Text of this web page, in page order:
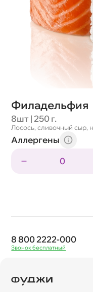
Филадельфия
8шт | 250 г.
Лосось, сливочный сыр,
Аллергены
0
8 800 2222-000
Звонок бесплатный